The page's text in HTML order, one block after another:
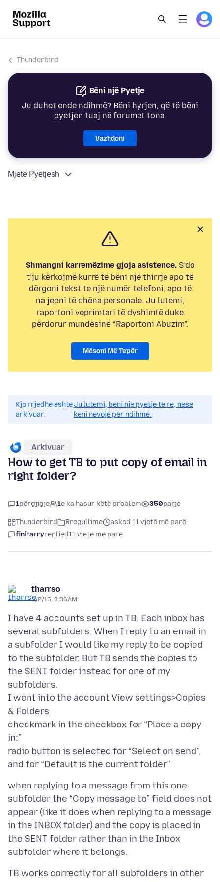
Thunderbird
Bëni një Pyetje
Ju duhet ende ndihmë? Bëni hyrjen, që të bëni
pyetjen tuaj në forumet tona.
Vazhdoni
Mjete Pyetjesh
Shmangni karremëzime gjoja asistence.S’do
t’ju kërkojmë kurrë të bëni një thirrje apo të
dërgoni tekst te një numër telefoni, apo të
na jepni të dhëna personale. Ju lutemi,
raportoni veprimtari të dyshimtë duke
përdorur mundësinë “Raportoni Abuzim”.
Mësoni Më Tepër
Kjo rrjedhë është
arkivuar.
Ju lutemi, bëni një pyetje të re, nëse
keni nevojë për ndihmë.
Arkivuar
How to get TB to put copy of email in
right folder?
1përgjigje 1e ka hasur këtë problem 350parje
Thunderbird Rregullime
asked 11 vjetë më parë
finitarryreplied11 vjetë më parë
tharrso
3/2/15, 3:36 AM
I have 4 accounts set up in TB. Each inbox has
several subfolders. When I reply to an email in
a subfolder I would like my reply to be copied
to the subfolder. But TB sends the copies to
the SENT folder instead for one of my
subfolders.
I went into the account View settings>Copies
& Folders
checkmark in the checkbox for “Place a copy
in:”
radio button is selected for “Select on send”,
when replying to a message from this one
subfolder the “Copy message to” field does not
appear (like it does when replying to a message
in the INBOX folder) and the copy is placed in
the SENT folder rather than in the Inbox
TB works correctly for all subfolders in other